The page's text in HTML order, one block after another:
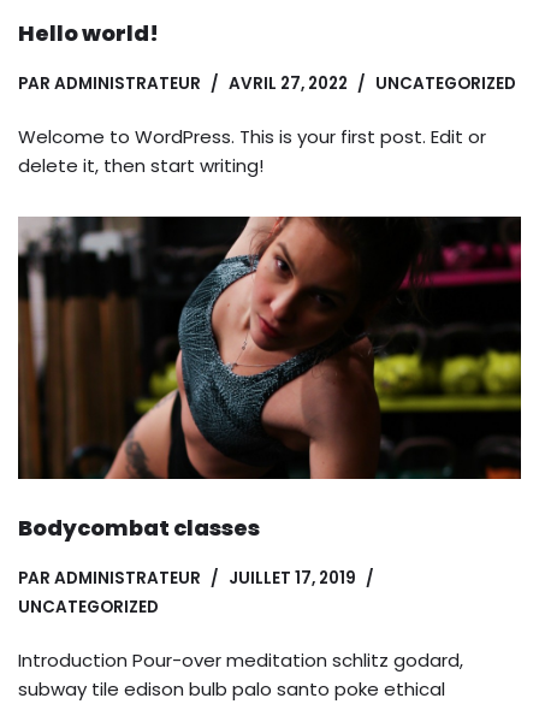
Hello world!
PAR ADMINISTRATEUR AVRIL 27, 2022 UNCATEGORIZED
Welcome to WordPress. This is your first post. Edit or
delete it, then start writing!
Bodycombat classes
PAR ADMINISTRATEUR
JUILLET 17, 2019
UNCATEGORIZED
Introduction Pour-over meditation schlitz godard,
subway tile edison bulb palo santo poke ethical